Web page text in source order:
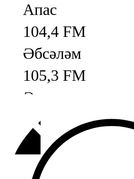
Апас
104,4 FM
Әбсәләм
105,3 FM
Әлмәт
92,9 FM
Базарлы матак
107,1 FM